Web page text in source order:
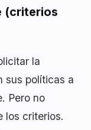
(criterios
la
sus políticas a
Pero no
los criterios.